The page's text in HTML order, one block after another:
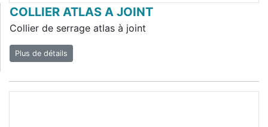
COLLIER ATLAS A JOINT
Collier de serrage atlas à joint
Plus de détails